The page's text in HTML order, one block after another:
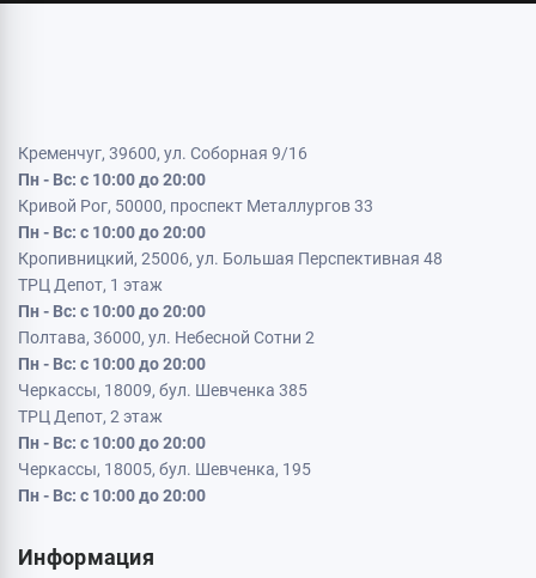
Кременчуг, 39600, ул. Соборная 9/16
Пн - Вс: с 10:00 до 20:00
Кривой Рог, 50000, проспект Металлургов 33
Кропивницкий, 25006, ул. Большая Перспективная 48